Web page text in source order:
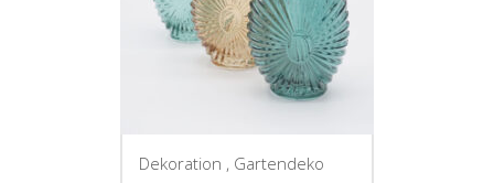
Dekoration , Gartendeko